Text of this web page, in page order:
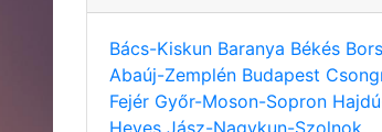
Bács-Kiskun Baranya Békés
Abaúj-Zemplén Budapest
Fejér Győr-Moson-Sopron
Heves Jász-Nagykun-Szolnok